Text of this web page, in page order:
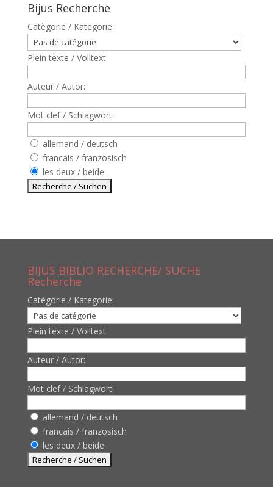
Bijus Recherche
Catègorie / Kategorie:
Plein texte / Volltext:
Auteur / Autor:
Mot clef / Schlagwort:
allemand / deutsch
francais / französisch
les deux / beide
BIJUS BIBLIO RECHERCHE/ SUCHE
Recherche
Catègorie / Kategorie:
Plein texte / Volltext:
Auteur / Autor:
Mot clef / Schlagwort:
allemand / deutsch
francais / französisch
les deux / beide